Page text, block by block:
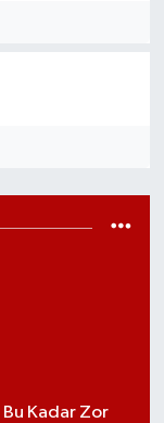
Kadar Zor